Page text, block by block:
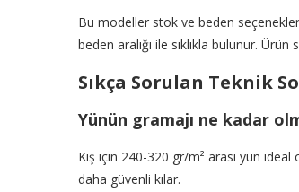
Bu modeller stok ve beden
beden aralığı ile sıklıkla bulunur.
Sıkça Sorulan Teknik
Yünün gramajı ne kadar
Kış için 240-320 gr/m² arası yün
daha güvenli kılar.